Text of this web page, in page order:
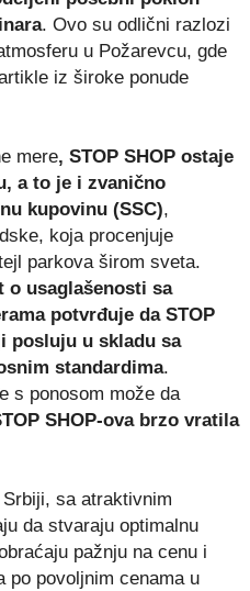
. Ovo su odlični razlozi
u Požarevcu, gde
iz široke ponude
mere, STOP SHOP ostaje
a to je i zvanično
kupovinu (SSC),
koja procenjuje
parkova širom sveta.
o usaglašenosti sa
potvrđuje da STOP
posluju u skladu sa
standardima.
s ponosom može da
SHOP-ova brzo vratila
sa atraktivnim
da stvaraju optimalnu
pažnju na cenu i
po povoljnim cenama u